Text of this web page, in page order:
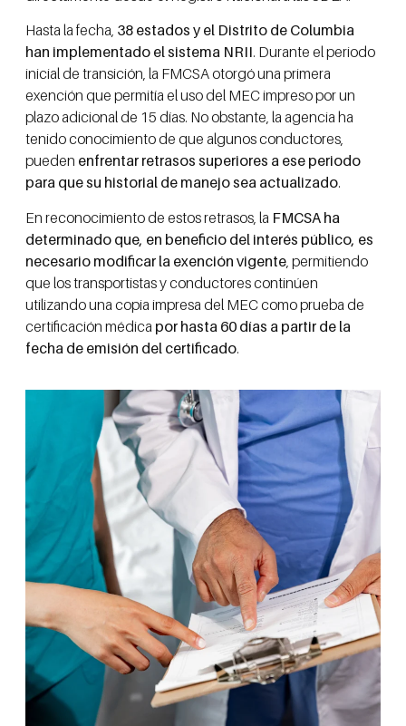
Hasta la fecha, 38 estados y el Distrito de Columbia
han implementado el sistema NRII. Durante el periodo
inicial de transición, la FMCSA otorgó una primera
exención que permitía el uso del MEC impreso por un
plazo adicional de 15 días. No obstante, la agencia ha
tenido conocimiento de que algunos conductores,
pueden enfrentar retrasos superiores a ese periodo
para que su historial de manejo sea actualizado.
En reconocimiento de estos retrasos, la FMCSA ha
determinado que, en beneficio del interés público, es
necesario modificar la exención vigente , permitiendo
que los transportistas y conductores continúen
utilizando una copia impresa del MEC como prueba de
certificación médica por hasta 60 días a partir de la
fecha de emisión del certificado.